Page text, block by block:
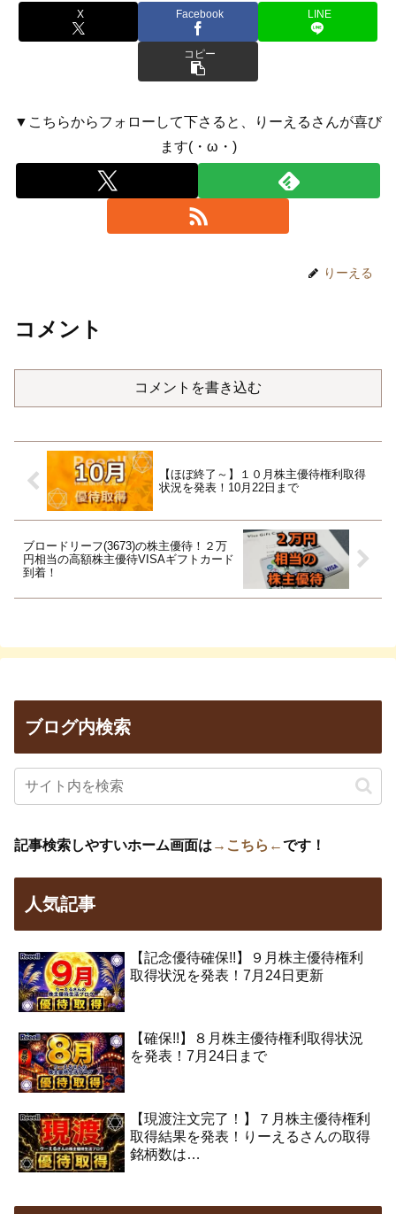
X Facebook LINE
コピー
▼こちらからフォローして下さると、りーえるさんが喜び
ます(・ω・)
りーえる
コメント
コメントを書き込む
【ほぼ終了～】１０月株主優待権利取得
状況を発表！10月22日まで
ブロードリーフ(3673)の株主優待！２万
円相当の高額株主優待VISAギフトカード
到着！
ブログ内検索
記事検索しやすいホーム画面は →こちら←です！
人気記事
【記念優待確保!!】９月株主優待権利
取得状況を発表！7月24日更新
【確保!!】８月株主優待権利取得状況
を発表！7月24日まで
【現渡注文完了！】７月株主優待権利
取得結果を発表！りーえるさんの取得
銘柄数は…